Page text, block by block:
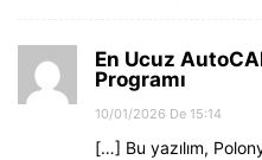
En Ucuz
Programı
10/01/2026 De 15:14
[…] Bu yazılım,